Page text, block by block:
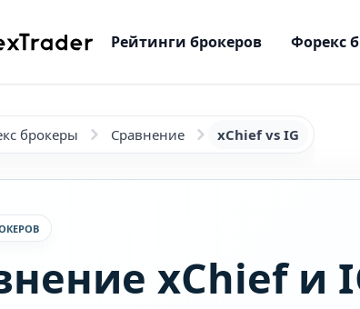
Рейтинги брокеров Форекс
брокеры Сравнение xChief vs IG
xChief и